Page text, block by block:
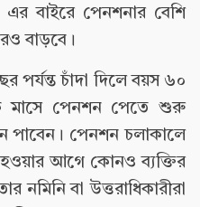
বাইরে পেনশনার বেশি
বাড়বে।
পর্যন্ত চাঁদা দিলে বয়স ৬০
মাসে পেনশন পেতে শুরু
পাবেন। পেনশন চলাকালে
হওয়ার আগে কোনও ব্যক্তির
নমিনি বা উত্তরাধিকারীরা